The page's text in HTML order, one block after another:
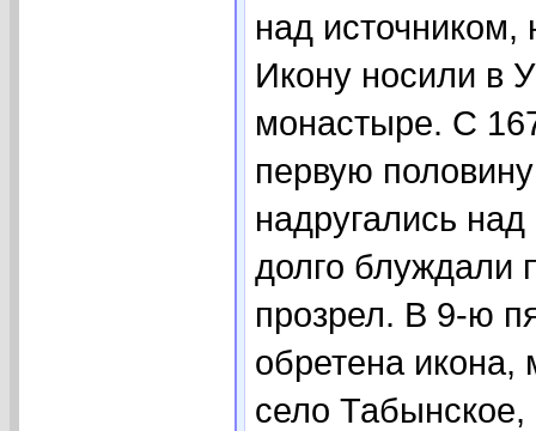
над
Икону носили в
монастыре. С
первую
надругались
долго блуждали
прозрел. В 9-ю
обретена икона,
село